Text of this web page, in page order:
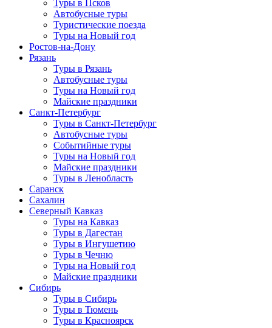
Туры в Псков
Автобусные туры
Туристические поезда
Туры на Новый год
Ростов-на-Дону
Рязань
Туры в Рязань
Автобусные туры
Туры на Новый год
Майские праздники
Санкт-Петербург
Туры в Санкт-Петербург
Автобусные туры
Событийные туры
Туры на Новый год
Майские праздники
Туры в Ленобласть
Саранск
Сахалин
Северный Кавказ
Туры на Кавказ
Туры в Дагестан
Туры в Ингушетию
Туры в Чечню
Туры на Новый год
Майские праздники
Сибирь
Туры в Сибирь
Туры в Тюмень
Туры в Красноярск